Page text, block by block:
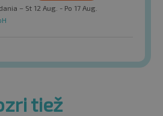
– St 12 Aug. - Po 17 Aug.
tiež